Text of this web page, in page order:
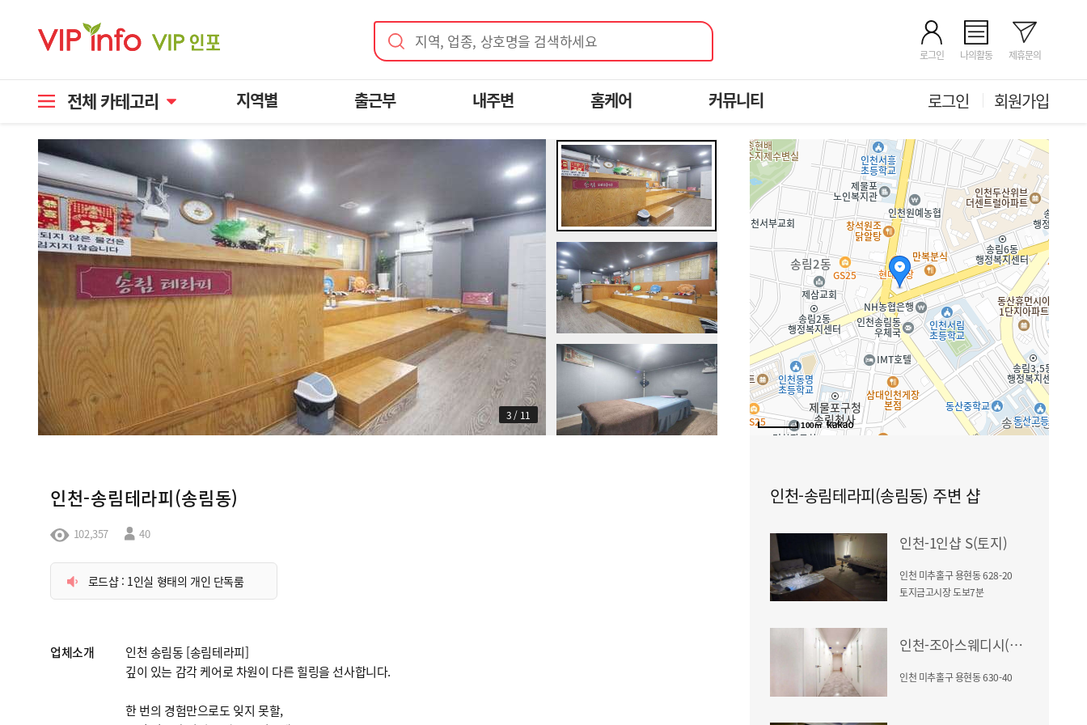
지역, 업종, 상호명을 검색하세요
로그인 나의활동 제휴문의
전체 카테고리 지역별 출근부 내주변 홈케어 커뮤니티 로그인 회원가입
3 / 11
인천-송림테라피(송림동)
102,357 40
로드샵 : 1인실 형태의 개인 단독룸
업체소개
인천 송림동 [송림테라피]
깊이 있는 감각 케어로 차원이 다른 힐링을 선사합니다.
한 번의 경험만으로도 잊지 못할,
100m
인천-송림테라피(송림동) 주변 샵
인천-1인샵 S(토지)
인천 미추홀구 용현동 628-20
토지금고시장 도보7분
인천-조아스웨디시(용현동)
인천 미추홀구 용현동 630-40